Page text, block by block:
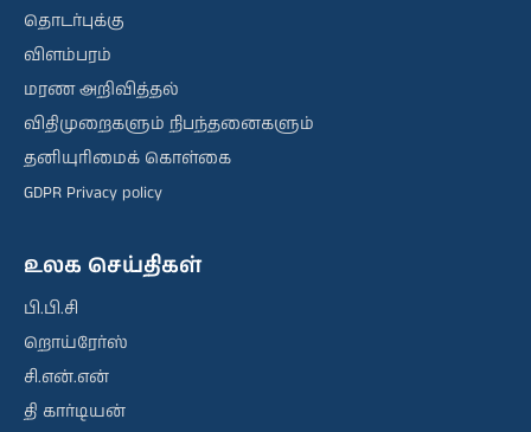
தொடர்புக்கு
விளம்பரம்
மரண அறிவித்தல்
விதிமுறைகளும் நிபந்தனைகளும்
தனியுரிமைக் கொள்கை
GDPR Privacy policy
உலக செய்திகள்
பி.பி.சி
றொய்ரேர்ஸ்
சி.என்.என்
தி கார்டியன்